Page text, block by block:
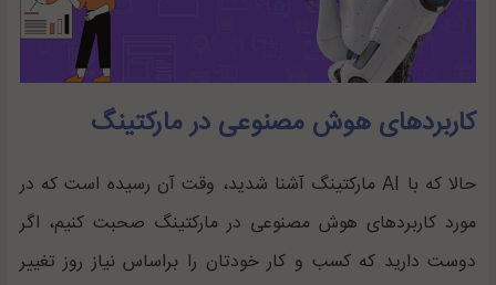
کاربرد‌های هوش مصنوعی در مارکتینگ
حالا که با AI مارکتینگ آشنا شدید، وقت آن رسیده است که در
مورد کاربرد‌های هوش مصنوعی در مارکتینگ صحبت کنیم، اگر
دوست دارید که کسب و کار خودتان را براساس نیاز روز تغییر